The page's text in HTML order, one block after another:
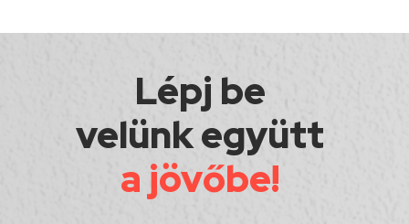
Lépj be
velünk együtt
a jövőbe!